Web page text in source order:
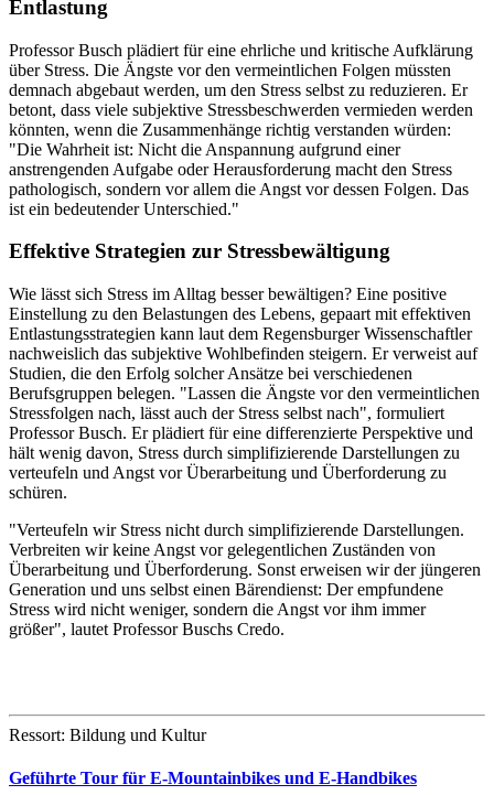
Entlastung
Professor Busch plädiert für eine ehrliche und kritische Aufklärung
über Stress. Die Ängste vor den vermeintlichen Folgen müssten
demnach abgebaut werden, um den Stress selbst zu reduzieren. Er
betont, dass viele subjektive Stressbeschwerden vermieden werden
könnten, wenn die Zusammenhänge richtig verstanden würden:
"Die Wahrheit ist: Nicht die Anspannung aufgrund einer
anstrengenden Aufgabe oder Herausforderung macht den Stress
pathologisch, sondern vor allem die Angst vor dessen Folgen. Das
ist ein bedeutender Unterschied."
Effektive Strategien zur Stressbewältigung
Wie lässt sich Stress im Alltag besser bewältigen? Eine positive
Einstellung zu den Belastungen des Lebens, gepaart mit effektiven
Entlastungsstrategien kann laut dem Regensburger Wissenschaftler
nachweislich das subjektive Wohlbefinden steigern. Er verweist auf
Studien, die den Erfolg solcher Ansätze bei verschiedenen
Berufsgruppen belegen. "Lassen die Ängste vor den vermeintlichen
Stressfolgen nach, lässt auch der Stress selbst nach", formuliert
Professor Busch. Er plädiert für eine differenzierte Perspektive und
hält wenig davon, Stress durch simplifizierende Darstellungen zu
verteufeln und Angst vor Überarbeitung und Überforderung zu
schüren.
"Verteufeln wir Stress nicht durch simplifizierende Darstellungen.
Verbreiten wir keine Angst vor gelegentlichen Zuständen von
Überarbeitung und Überforderung. Sonst erweisen wir der jüngeren
Generation und uns selbst einen Bärendienst: Der empfundene
Stress wird nicht weniger, sondern die Angst vor ihm immer
größer", lautet Professor Buschs Credo.
Ressort: Bildung und Kultur
Geführte Tour für E-Mountainbikes und E-Handbikes